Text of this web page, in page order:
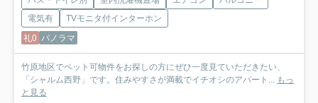
電気有
TVモニタ付インターホン
礼0 パノラマ
竹原地区でペット可物件をお探しの方にぜひ一度見ていただきたい、
「シャルム西野」です。住みやすさが満載でイチオシのアパート... もっ
と見る